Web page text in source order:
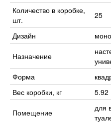
Количество в коробке,
шт.
25
Дизайн
Назначение
Форма
Вес коробки, кг
5.92
Помещение
для